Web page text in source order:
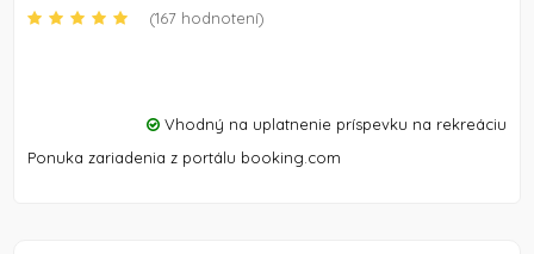
(167 hodnotení)
Vhodný na uplatnenie príspevku na rekreáciu
Ponuka zariadenia z portálu booking.com